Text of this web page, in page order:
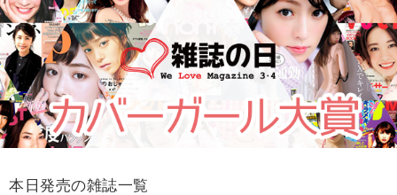
本日発売の雑誌一覧